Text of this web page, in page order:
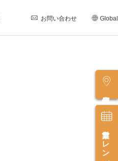
お問い合わせ Global
営業カレンダー